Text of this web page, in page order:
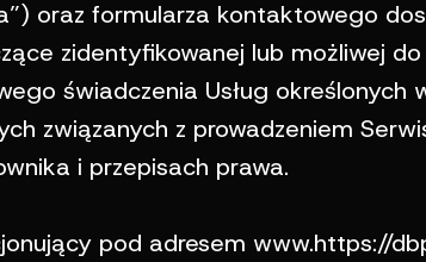
oraz formularza kontaktowego
zidentyfikowanej lub możliwej
świadczenia Usług
związanych z prowadzeniem
i przepisach prawa.
pod adresem www.https://